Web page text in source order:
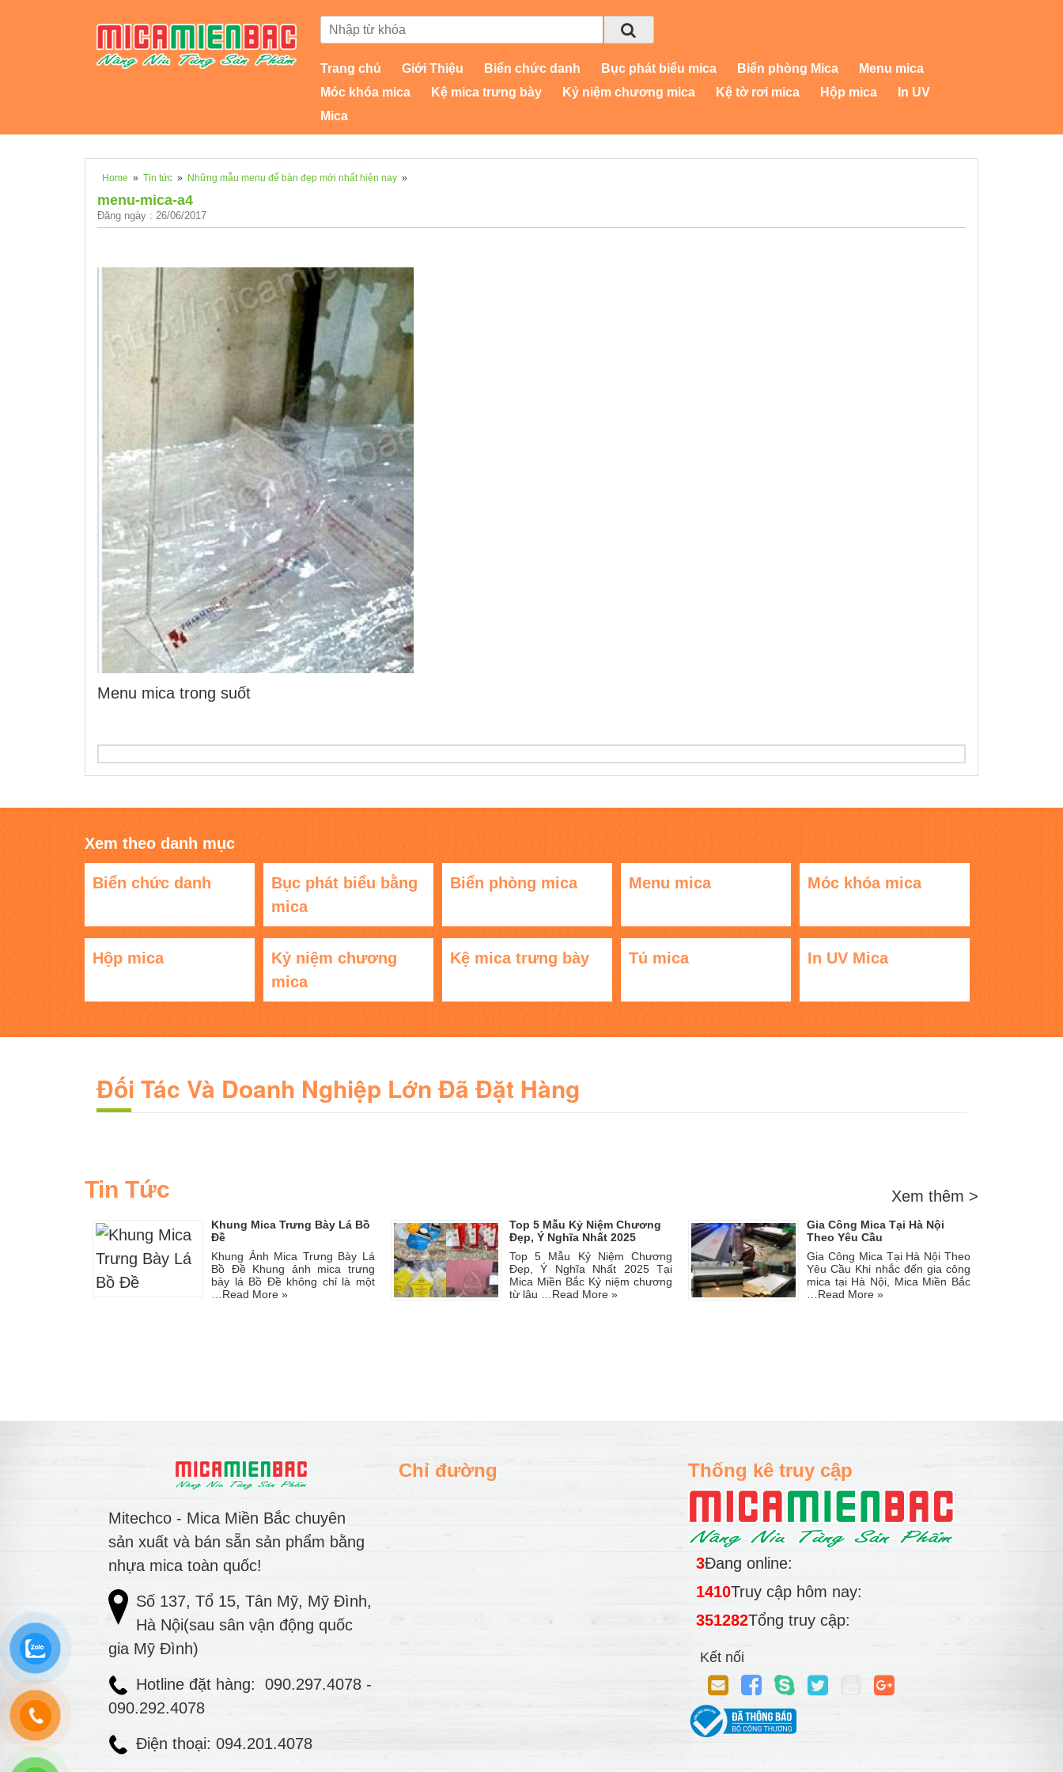
Trang chủ Giới Thiệu Biển chức danh Bục phát biểu mica Biển phòng Mica
Menu mica
Móc khóa mica
Kệ mica trưng bày Kỷ niệm chương mica Kệ tờ rơi mica Hộp mica
In UV
Mica
Home » Tin tức » Những mẫu menu để bàn đẹp mới nhất hiện nay »
menu-mica-a4
Đăng ngày : 26/06/2017
Menu mica trong suốt
Xem theo danh mục
Biển chức danh
Bục phát biểu bằng
mica
Biển phòng mica Menu mica Móc khóa mica
Hộp mica
Kỷ niệm chương
mica
Kệ mica trưng bày Tủ mica In UV Mica
Đối Tác Và Doanh Nghiệp Lớn Đã Đặt Hàng
Tin Tức Xem thêm >
Khung Mica Trưng Bày Lá Bồ
Đề
Khung Ảnh Mica Trưng Bày Lá
Bồ Đề Khung ảnh mica trưng
bày lá Bồ Đề không chỉ là một
Read More »
Top 5 Mẫu Kỷ Niệm Chương
Đẹp, Ý Nghĩa Nhất 2025
Top 5 Mẫu Kỷ Niệm Chương
Đẹp, Ý Nghĩa Nhất 2025 Tại
Mica Miền Bắc Kỷ niệm chương
từ lâu … Read More »
Gia Công Mica Tại Hà Nội
Theo Yêu Cầu
Gia Công Mica Tại Hà Nội Theo
Yêu Cầu Khi nhắc đến gia công
mica tại Hà Nội, Mica Miền Bắc
Read More »
Mitechco - Mica Miền Bắc chuyên
sản xuất và bán sẵn sản phẩm bằng
nhựa mica toàn quốc!
Số 137, Tổ 15, Tân Mỹ, Mỹ Đình,
Hà Nội(sau sân vận động quốc
gia Mỹ Đình)
Hotline đặt hàng: 090.297.4078 -
090.292.4078
Điện thoại: 094.201.4078
Chỉ đường Thống kê truy cập
3Đang online:
1410Truy cập hôm nay:
351282Tổng truy cập:
Kết nối